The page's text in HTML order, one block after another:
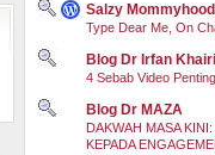
Salzy Mommyhood
Type Dear Me, On
Blog Dr Irfan Khairi
4 Sebab Video
Blog Dr MAZA
DAKWAH MASA
KEPADA